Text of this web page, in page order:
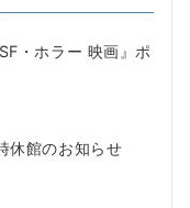
・ホラー 映画』ポ
休館のお知らせ